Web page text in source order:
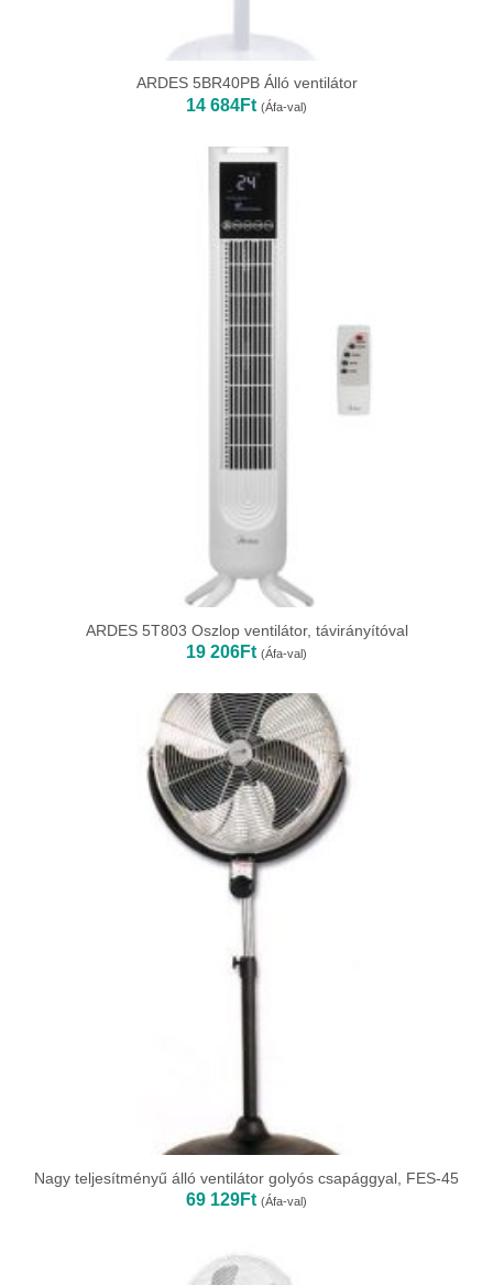
ARDES 5BR40PB Álló ventilátor
14 684Ft (Áfa-val)
ARDES 5T803 Oszlop ventilátor, távirányítóval
19 206Ft (Áfa-val)
Nagy teljesítményű álló ventilátor golyós csapággyal, FES-45
69 129Ft (Áfa-val)